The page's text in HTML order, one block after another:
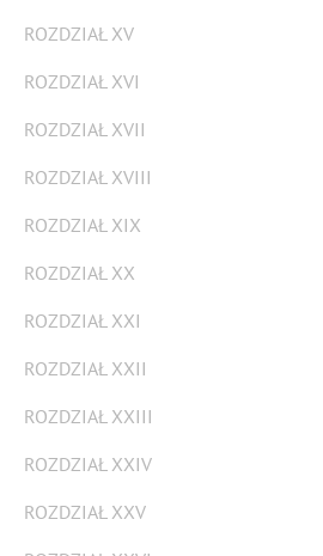
ROZDZIAŁ XV
ROZDZIAŁ XVI
ROZDZIAŁ XVII
ROZDZIAŁ XVIII
ROZDZIAŁ XIX
ROZDZIAŁ XX
ROZDZIAŁ XXI
ROZDZIAŁ XXII
ROZDZIAŁ XXIII
ROZDZIAŁ XXIV
ROZDZIAŁ XXV